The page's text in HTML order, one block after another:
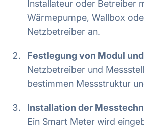
Installateur oder Betreiber
Wärmepumpe, Wallbox
Netzbetreiber an.
Festlegung von Modul
Netzbetreiber und
bestimmen Messstruktur
Installation der
Ein Smart Meter wird